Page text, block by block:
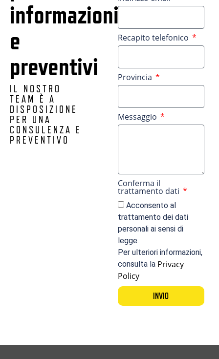
informazioni
e
preventivi
IL NOSTRO
TEAM È A
DISPOSIZIONE
PER UNA
CONSULENZA E
PREVENTIVO
Recapito telefonico
Provincia
Messaggio
Conferma il
trattamento dati
Acconsento al
trattamento dei dati
personali ai sensi di
legge.
Per ulteriori informazioni,
consulta la Privacy
Policy
INVIO